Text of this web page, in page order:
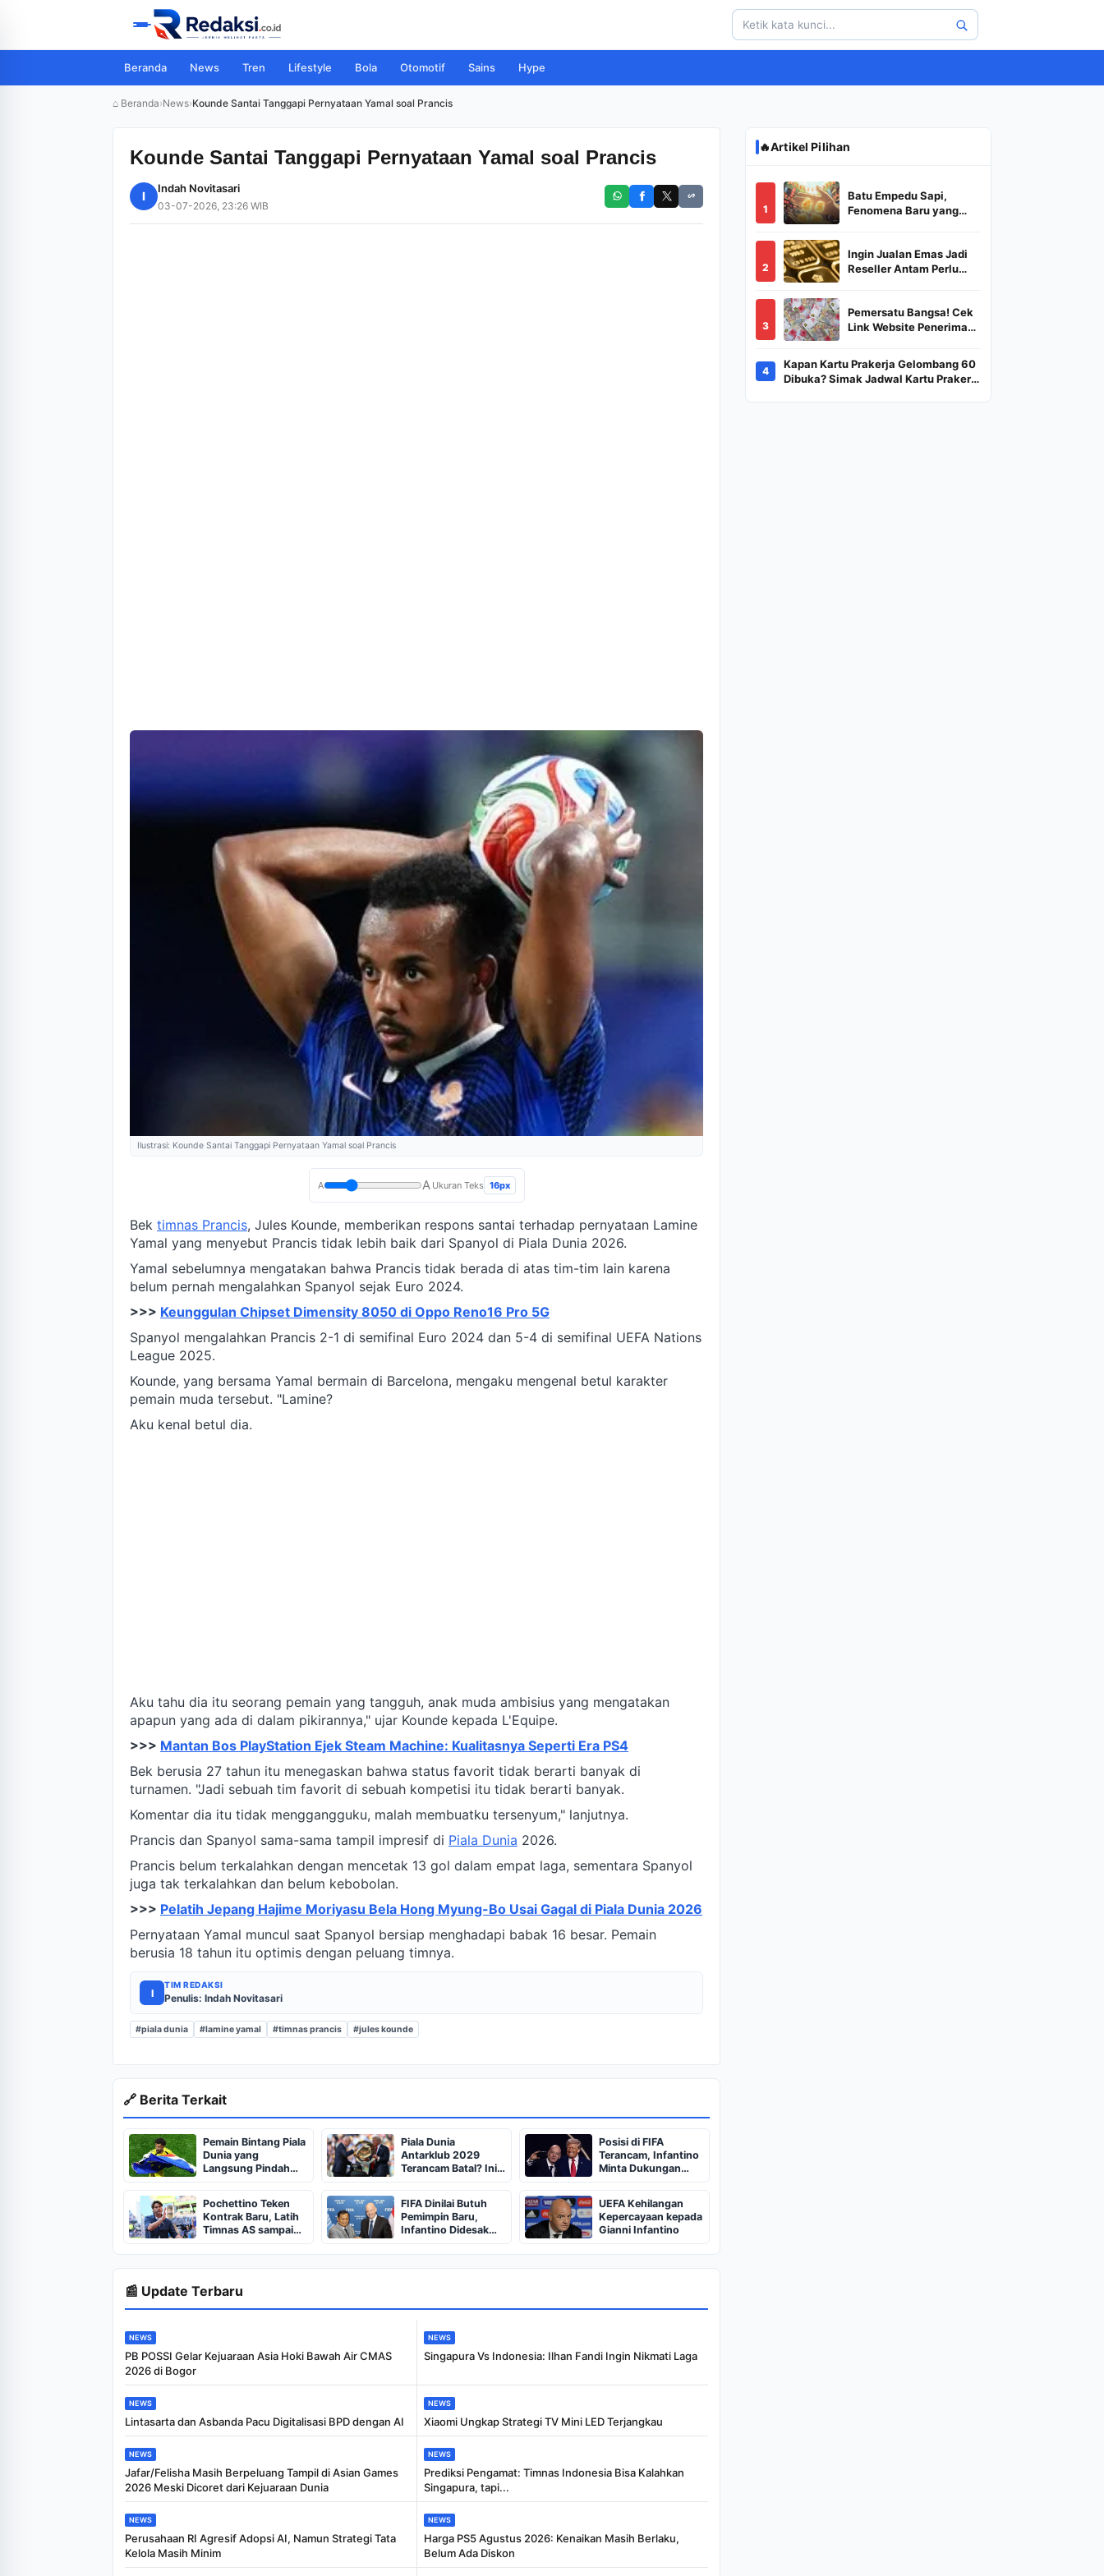
Beranda News Tren Lifestyle Bola Otomotif Sains Hype
⌂ Beranda›News›Kounde Santai Tanggapi Pernyataan Yamal soal Prancis
Kounde Santai Tanggapi Pernyataan Yamal soal Prancis
I
Indah Novitasari
03-07-2026, 23:26 WIB
Ilustrasi: Kounde Santai Tanggapi Pernyataan Yamal soal Prancis
A A Ukuran Teks 16px
Bek timnas Prancis, Jules Kounde, memberikan respons santai terhadap pernyataan Lamine
Yamal yang menyebut Prancis tidak lebih baik dari Spanyol di Piala Dunia 2026.
Yamal sebelumnya mengatakan bahwa Prancis tidak berada di atas tim-tim lain karena
belum pernah mengalahkan Spanyol sejak Euro 2024.
>>> Keunggulan Chipset Dimensity 8050 di Oppo Reno16 Pro 5G
Spanyol mengalahkan Prancis 2-1 di semifinal Euro 2024 dan 5-4 di semifinal UEFA Nations
League 2025.
Kounde, yang bersama Yamal bermain di Barcelona, mengaku mengenal betul karakter
pemain muda tersebut. "Lamine?
Aku kenal betul dia.
Aku tahu dia itu seorang pemain yang tangguh, anak muda ambisius yang mengatakan
apapun yang ada di dalam pikirannya," ujar Kounde kepada L'Equipe.
>>> Mantan Bos PlayStation Ejek Steam Machine: Kualitasnya Seperti Era PS4
Bek berusia 27 tahun itu menegaskan bahwa status favorit tidak berarti banyak di
turnamen. "Jadi sebuah tim favorit di sebuah kompetisi itu tidak berarti banyak.
Komentar dia itu tidak menggangguku, malah membuatku tersenyum," lanjutnya.
Prancis dan Spanyol sama-sama tampil impresif di Piala Dunia 2026.
Prancis belum terkalahkan dengan mencetak 13 gol dalam empat laga, sementara Spanyol
juga tak terkalahkan dan belum kebobolan.
>>> Pelatih Jepang Hajime Moriyasu Bela Hong Myung-Bo Usai Gagal di Piala Dunia 2026
Pernyataan Yamal muncul saat Spanyol bersiap menghadapi babak 16 besar. Pemain
berusia 18 tahun itu optimis dengan peluang timnya.
I
TIM REDAKSI
Penulis: Indah Novitasari
#piala dunia #lamine yamal #timnas prancis #jules kounde
🔗 Berita Terkait
Pemain Bintang Piala
Dunia yang
Langsung Pindah
Klub
Piala Dunia
Antarklub 2029
Terancam Batal? Ini
Masalahnya
Posisi di FIFA
Terancam, Infantino
Minta Dukungan
Trump?
Pochettino Teken
Kontrak Baru, Latih
Timnas AS sampai
2030
FIFA Dinilai Butuh
Pemimpin Baru,
Infantino Didesak
Mundur
UEFA Kehilangan
Kepercayaan kepada
Gianni Infantino
📰 Update Terbaru
NEWS
PB POSSI Gelar Kejuaraan Asia Hoki Bawah Air CMAS
2026 di Bogor
NEWS
Singapura Vs Indonesia: Ilhan Fandi Ingin Nikmati Laga
NEWS
Lintasarta dan Asbanda Pacu Digitalisasi BPD dengan AI
NEWS
Xiaomi Ungkap Strategi TV Mini LED Terjangkau
NEWS
Jafar/Felisha Masih Berpeluang Tampil di Asian Games
2026 Meski Dicoret dari Kejuaraan Dunia
NEWS
Prediksi Pengamat: Timnas Indonesia Bisa Kalahkan
Singapura, tapi...
NEWS
Perusahaan RI Agresif Adopsi AI, Namun Strategi Tata
Kelola Masih Minim
NEWS
Harga PS5 Agustus 2026: Kenaikan Masih Berlaku,
Belum Ada Diskon
🔥Artikel Pilihan
1
Batu Empedu Sapi,
Fenomena Baru yang
2
Ingin Jualan Emas Jadi
Reseller Antam Perlu
Bagaimana
Prosedurnya?
3
Pemersatu Bangsa! Cek
Link Website Penerima
Dana Rp600 Ribu Rupiah
4
Kapan Kartu Prakerja Gelombang 60
Dibuka? Simak Jadwal Kartu Prakerja